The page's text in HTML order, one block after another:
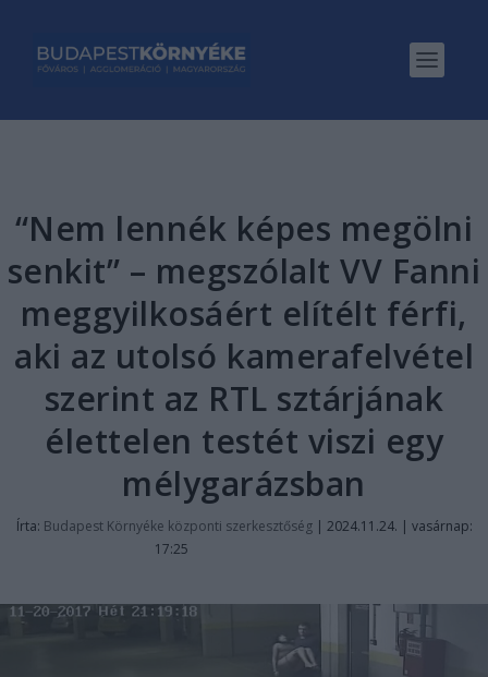
“Nem lennék képes megölni
senkit” – megszólalt VV Fanni
meggyilkosáért elítélt férfi,
aki az utolsó kamerafelvétel
szerint az RTL sztárjának
élettelen testét viszi egy
mélygarázsban
Írta: Budapest Környéke központi szerkesztőség| 2024.11.24. | vasárnap:
17:25